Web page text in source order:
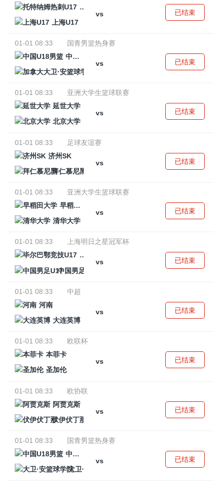
托特纳姆热刺U17
vs
上海U17
已结束
01-01 08:33
国青男篮热身赛
中国U18男篮
vs
已结束
01-01 08:33
亚洲大学生篮球联赛
延世大学
vs
北京大学
已结束
01-01 08:33
足球友谊赛
济州SK
vs
拜仁慕尼黑
已结束
01-01 08:33
亚洲大学生篮球联赛
早稻田大学
vs
清华大学
已结束
01-01 08:33
上海明日之星冠军杯
毕尔巴鄂竞技U17
vs
中国男足U17
已结束
01-01 08:33
中超
河南
vs
大连英博
已结束
01-01 08:33
欧联杯
本菲卡
vs
圣加伦
已结束
01-01 08:33
欧协联
阿贾克斯
vs
伏伊伏丁那
已结束
01-01 08:33
国青男篮热身赛
中国U18男篮
vs
大卫·安篮球学院
已结束